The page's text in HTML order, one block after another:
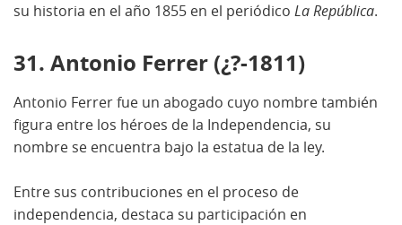
su historia en el año 1855 en el periódico La República.
31. Antonio Ferrer (¿?-1811)
Antonio Ferrer fue un abogado cuyo nombre también
figura entre los héroes de la Independencia, su
nombre se encuentra bajo la estatua de la ley.
Entre sus contribuciones en el proceso de
independencia, destaca su participación en